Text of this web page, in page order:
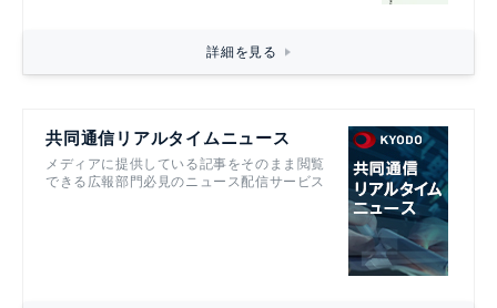
詳細を見る
共同通信リアルタイムニュース
メディアに提供している記事をそのまま閲覧
できる広報部門必見のニュース配信サービス